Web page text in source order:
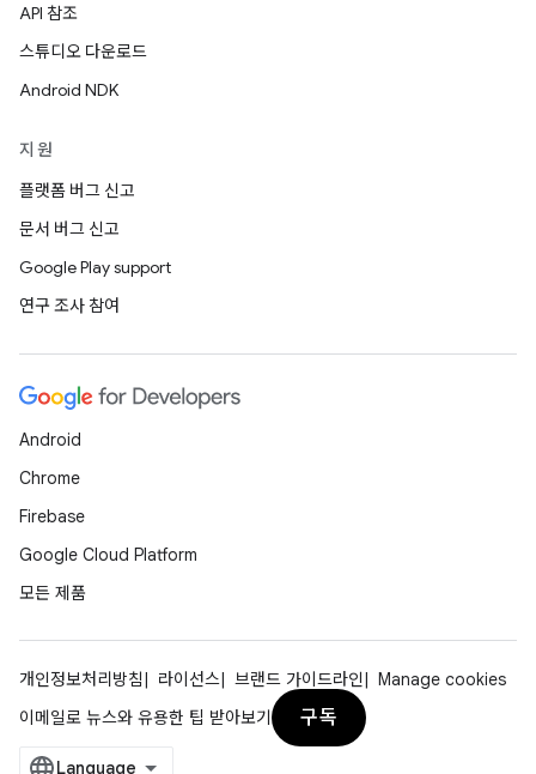
API 참조
스튜디오 다운로드
Android NDK
지원
플랫폼 버그 신고
문서 버그 신고
Google Play support
연구 조사 참여
Android
Chrome
Firebase
Google Cloud Platform
모든 제품
개인정보처리방침 라이선스 브랜드 가이드라인
Manage cookies
이메일로 뉴스와 유용한 팁 받아보기
구독